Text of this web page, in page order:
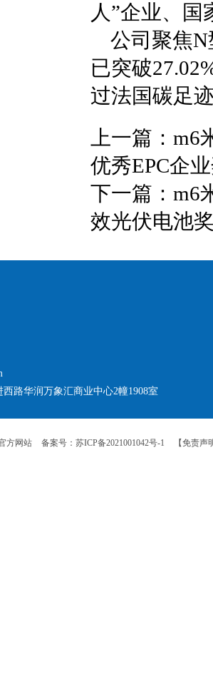
人”企业、
公司聚焦N
已突破
过法国碳足
上一篇： m6
优秀EPC企
下一篇： m6
效光伏电池
路华润万象汇商业中心2幢1908室
方网站 备案号：苏ICP备2021001042号-1 【免责声